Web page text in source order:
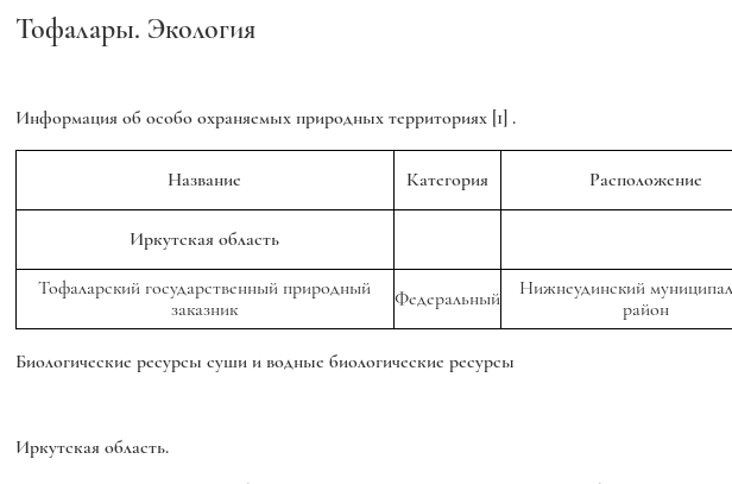
Тофалары. Экология
Информация об особо охраняемых природных территориях [1] .
Название Категория Расположение
Иркутская область
Тофаларский государственный природный
заказник
Федеральный
Нижнеудинский
район
Биологические ресурсы суши и водные биологические ресурсы
Иркутская область.